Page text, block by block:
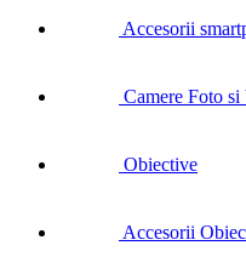
Accesorii
Camere Foto si
Obiective
Accesorii